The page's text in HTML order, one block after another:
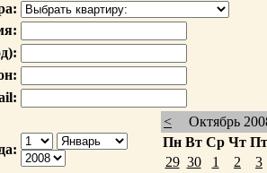
< Октябрь
Пн Вт Ср Чт Пт
29 30 1 2 3